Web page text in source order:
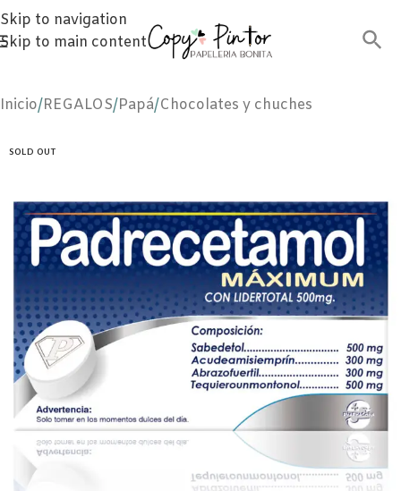
Skip to navigation
Skip to main content
Inicio/REGALOS/Papá/Chocolates y chuches
SOLD OUT